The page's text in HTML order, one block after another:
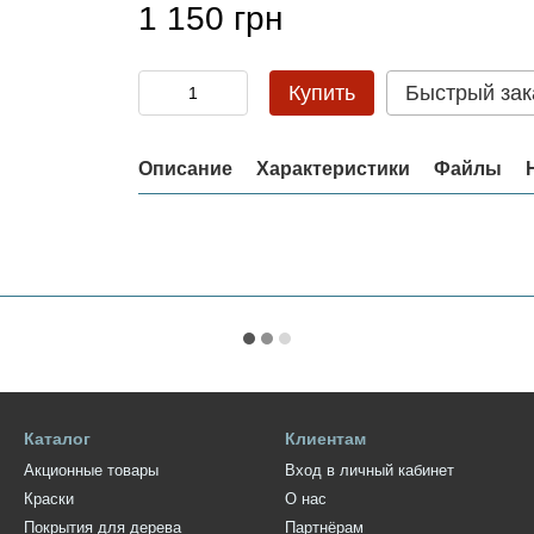
1 150 грн
Купить Быстрый
Описание Характеристики Файлы
Каталог
Акционные товары
Краски
Покрытия для дерева
Клиентам
Вход в личный кабинет
О нас
Партнёрам